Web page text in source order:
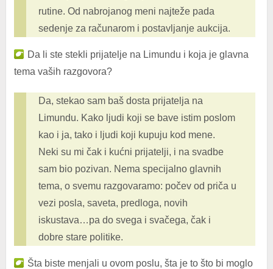
rutine. Od nabrojanog meni najteže pada
sedenje za računarom i postavljanje aukcija.
Da li ste stekli prijatelje na Limundu i koja je glavna
tema vaših razgovora?
Da, stekao sam baš dosta prijatelja na
Limundu. Kako ljudi koji se bave istim poslom
kao i ja, tako i ljudi koji kupuju kod mene.
Neki su mi čak i kućni prijatelji, i na svadbe
sam bio pozivan. Nema specijalno glavnih
tema, o svemu razgovaramo: počev od priča u
vezi posla, saveta, predloga, novih
iskustava…pa do svega i svačega, čak i
dobre stare politike.
Šta biste menjali u ovom poslu, šta je to što bi moglo